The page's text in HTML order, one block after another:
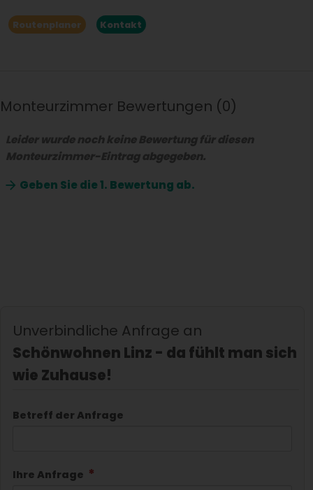
Routenplaner Kontakt
Monteurzimmer Bewertungen 0
Leider wurde noch keine Bewertung für diesen
Monteurzimmer-Eintrag abgegeben.
Geben Sie die1. Bewertung ab.
Unverbindliche Anfrage an
Schönwohnen Linz - da fühlt man sich
wie Zuhause!
Betreff der Anfrage
Ihre Anfrage